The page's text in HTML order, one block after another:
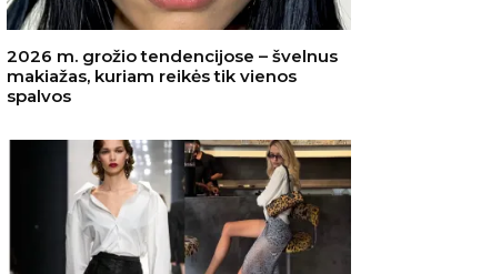
2026 m. grožio tendencijose – švelnus
makiažas, kuriam reikės tik vienos
spalvos